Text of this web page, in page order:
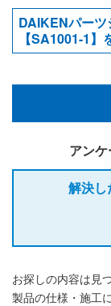
DAIKENパーツ
【SA1001-1】
アン
解決し
お探しの内容は見
製品の仕様・施工